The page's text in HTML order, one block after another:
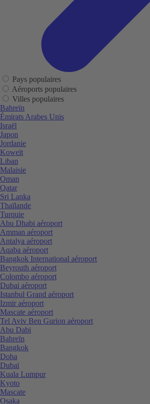
Pays populaires
Aéroports populaires
Villes populaires
Bahreïn
Émirats Arabes Unis
Israël
Japon
Jordanie
Koweït
Liban
Malaisie
Oman
Qatar
Sri Lanka
Thaïlande
Turquie
Abu Dhabi aéroport
Amman aéroport
Antalya aéroport
Aqaba aéroport
Bangkok International aéroport
Beyrouth aéroport
Colombo aéroport
Dubai aéroport
Istanbul Grand aéroport
Izmir aéroport
Mascate aéroport
Tel Aviv Ben Gurion aéroport
Abu Dabi
Bahreïn
Bangkok
Doha
Dubaï
Kuala Lumpur
Kyoto
Mascate
Osaka